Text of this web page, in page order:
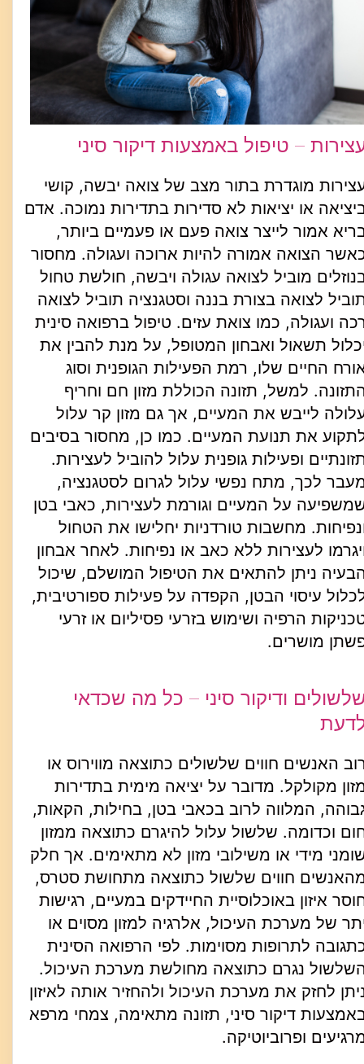
– טיפול באמצעות דיקור סיני
מוגדרת בתור מצב של צואה יבשה, קושי
או יציאות לא סדירות בתדירות נמוכה. אדם
אמור לייצר צואה פעם או פעמיים ביותר,
הצואה אמורה להיות ארוכה ועגולה. מחסור
מוביל לצואה עגולה ויבשה, חולשת טחול
לצואה בצורת בננה וסטגנציה תוביל לצואה
ועגולה, כמו צואת עזים. טיפול ברפואה סינית
תשאול ואבחון המטופל, על מנת להבין את
החיים שלו, רמת הפעילות הגופנית וסוג
למשל, תזונה הכוללת מזון חם וחריף
לייבש את המעיים, אך גם מזון קר עלול
את תנועת המעיים. כמו כן, מחסור בסיבים
ופעילות גופנית עלול להוביל לעצירות.
לכך, מתח נפשי עלול לגרום לסטגנציה,
על המעיים וגורמת לעצירות, כאבי בטן
מחשבות טורדניות יחלישו את הטחול
לעצירות ללא כאב או נפיחות. לאחר אבחון
ניתן להתאים את הטיפול המושלם, שיכול
עיסוי הבטן, הקפדה על פעילות ספורטיבית,
הרפיה ושימוש בזרעי פסיליום או זרעי
מושרים.
ודיקור סיני – כל מה שכדאי
האנשים חווים שלשולים כתוצאה מווירוס או
מקולקל. מדובר על יציאה מימית בתדירות
המלווה לרוב בכאבי בטן, בחילות, הקאות,
וכדומה. שלשול עלול להיגרם כתוצאה ממזון
מידי או משילובי מזון לא מתאימים. אך חלק
חווים שלשול כתוצאה מתחושת סטרס,
איזון באוכלוסיית החיידקים במעיים, רגישות
של מערכת העיכול, אלרגיה למזון מסוים או
לתרופות מסוימות. לפי הרפואה הסינית
נגרם כתוצאה מחולשת מערכת העיכול.
לחזק את מערכת העיכול ולהחזיר אותה לאיזון
דיקור סיני, תזונה מתאימה, צמחי מרפא
ופרוביוטיקה.